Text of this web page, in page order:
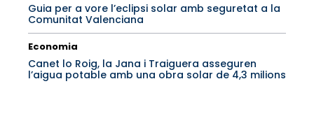
Guia per a vore l’eclipsi solar amb seguretat a la
Comunitat Valenciana
Economia
Canet lo Roig, la Jana i Traiguera asseguren
l’aigua potable amb una obra solar de 4,3 milions